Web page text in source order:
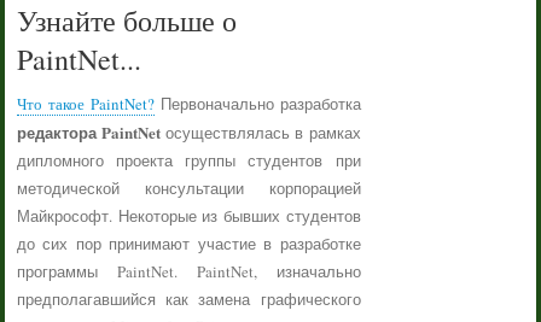
Узнайте больше о
PaintNet...
Что такое PaintNet?Первоначально разработка
редактора PaintNet осуществлялась в рамках
дипломного проекта группы студентов при
методической консультации корпорацией
Майкрософт. Некоторые из бывших студентов
до сих пор принимают участие в разработке
программы PaintNet. PaintNet, изначально
предполагавшийся как замена графического